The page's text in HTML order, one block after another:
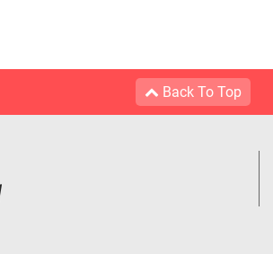
Back To Top